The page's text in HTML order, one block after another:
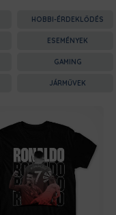
HOBBI-ÉRDEKLŐDÉS
ESEMÉNYEK
GAMING
JÁRMŰVEK